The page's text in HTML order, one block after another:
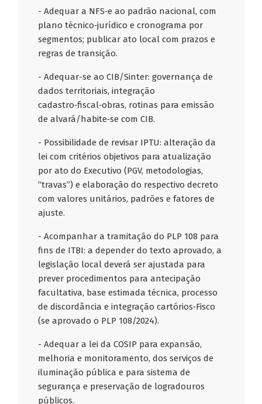
- Adequar a NFS‑e ao padrão nacional, com
plano técnico‑jurídico e cronograma por
segmentos; publicar ato local com prazos e
regras de transição.
- Adequar-se ao CIB/Sinter: governança de
dados territoriais, integração
cadastro‑fiscal‑obras, rotinas para emissão
de alvará/habite‑se com CIB.
- Possibilidade de revisar IPTU: alteração da
lei com critérios objetivos para atualização
por ato do Executivo (PGV, metodologias,
“travas”) e elaboração do respectivo decreto
com valores unitários, padrões e fatores de
ajuste.
- Acompanhar a tramitação do PLP 108 para
fins de ITBI: a depender do texto aprovado, a
legislação local deverá ser ajustada para
prever procedimentos para antecipação
facultativa, base estimada técnica, processo
de discordância e integração cartórios‑Fisco
(se aprovado o PLP 108/2024).
- Adequar a lei da COSIP para expansão,
melhoria e monitoramento, dos serviços de
iluminação pública e para sistema de
segurança e preservação de logradouros
públicos.